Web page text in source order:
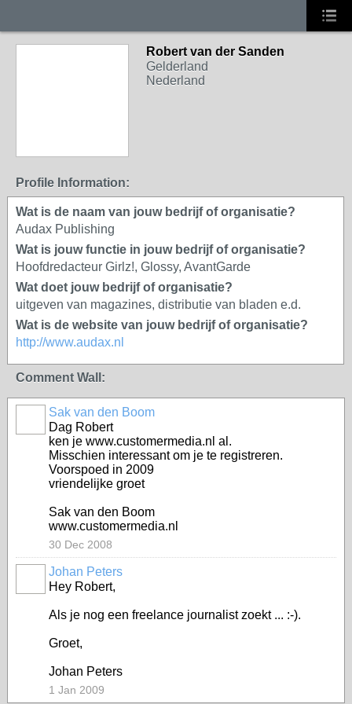
Robert van der Sanden
Gelderland
Nederland
Profile Information:
Wat is de naam van jouw bedrijf of organisatie?
Audax Publishing
Wat is jouw functie in jouw bedrijf of organisatie?
Hoofdredacteur Girlz!, Glossy, AvantGarde
Wat doet jouw bedrijf of organisatie?
uitgeven van magazines, distributie van bladen e.d.
Wat is de website van jouw bedrijf of organisatie?
http://www.audax.nl
Comment Wall:
Sak van den Boom
Dag Robert
ken je www.customermedia.nl al.
Misschien interessant om je te registreren.
Voorspoed in 2009
vriendelijke groet
Sak van den Boom
www.customermedia.nl
30 Dec 2008
Johan Peters
Hey Robert,
Als je nog een freelance journalist zoekt ... :-).
Groet,
Johan Peters
1 Jan 2009